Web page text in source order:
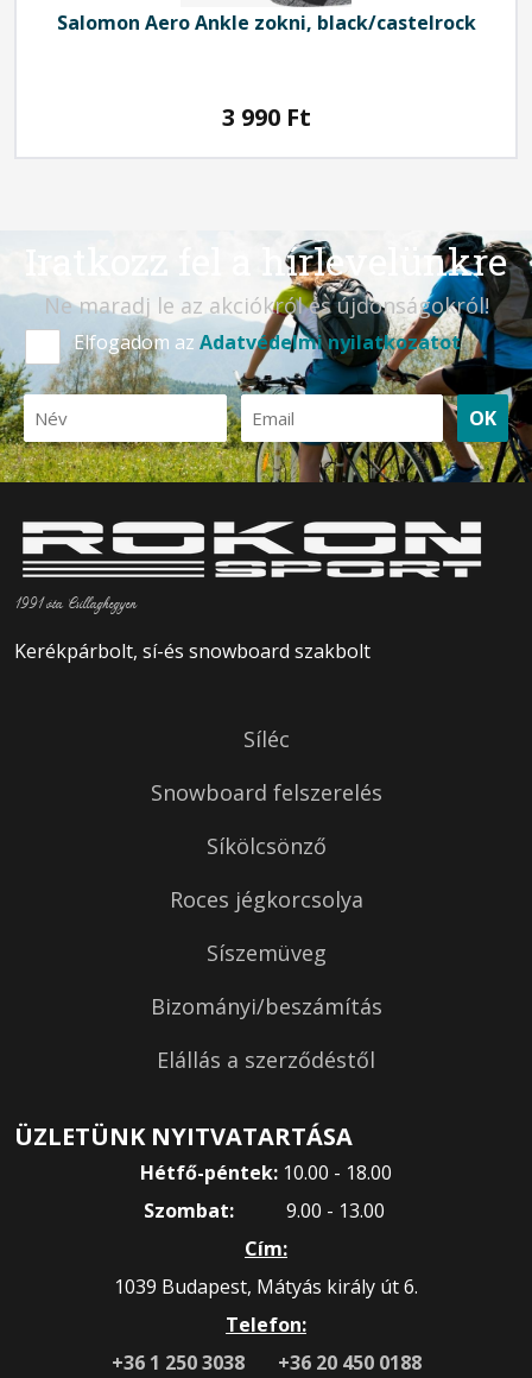
Salomon Aero Ankle zokni, black/castelrock
3 990 Ft
Iratkozz fel a hírlevelünkre
Ne maradj le az akciókról és újdonságokról!
Elfogadom az Adatvédelmi nyilatkozatot
OK
1991 óta Csillaghegyen
Kerékpárbolt, sí-és snowboard szakbolt
Síléc
Snowboard felszerelés
Síkölcsönző
Roces jégkorcsolya
Síszemüveg
Bizományi/beszámítás
Elállás a szerződéstől
ÜZLETÜNK NYITVATARTÁSA
Hétfő-péntek: 10.00 - 18.00
Szombat:
9.00 - 13.00
Cím:
1039 Budapest, Mátyás király út 6.
Telefon:
+36 1 250 3038
+36 20 450 0188